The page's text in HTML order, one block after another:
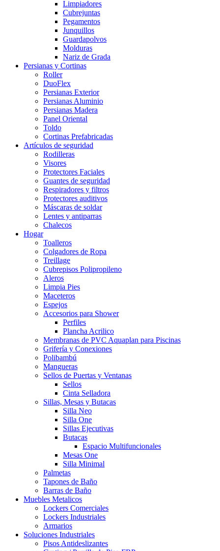
Limpiadores
Cubrejuntas
Pegamentos
Junquillos
Guardapolvos
Molduras
Nariz de Grada
Persianas y Cortinas
Roller
DuoFlex
Persianas Exterior
Persianas Aluminio
Persianas Madera
Panel Oriental
Toldo
Cortinas Prefabricadas
Artículos de seguridad
Rodilleras
Visores
Protectores Faciales
Guantes de seguridad
Respiradores y filtros
Protectores auditivos
Máscaras de soldar
Lentes y antiparras
Chalecos
Hogar
Toalleros
Colgadores de Ropa
Treillage
Cubrepisos Polipropileno
Aleros
Limpia Pies
Maceteros
Espejos
Accesorios para Shower
Perfiles
Plancha Acrilico
Membranas de PVC Aquaplan para Piscinas
Grifería y Conexiones
Polibambú
Mangueras
Sellos de Puertas y Ventanas
Sellos
Cinta Selladora
Sillas, Mesas y Butacas
Silla Neo
Silla One
Sillas Ejecutivas
Butacas
Espacio Multifuncionales
Mesas One
Silla Minimal
Palmetas
Tapones de Baño
Barras de Baño
Muebles Metalicos
Lockers Comerciales
Lockers Industriales
Armarios
Soluciones Industriales
Pisos Antideslizantes